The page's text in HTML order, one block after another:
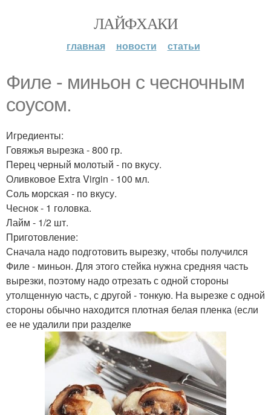
ЛАЙФХАКИ
главная новости статьи
Филе - миньон с чесночным
соусом.
Игредиенты:
Говяжья вырезка - 800 гр.
Перец черный молотый - по вкусу.
Оливковое Extra Virgin - 100 мл.
Соль морская - по вкусу.
Чеснок - 1 головка.
Лайм - 1/2 шт.
Приготовление:
Сначала надо подготовить вырезку, чтобы получился
Филе - миньон. Для этого стейка нужна средняя часть
вырезки, поэтому надо отрезать с одной стороны
утолщенную часть, с другой - тонкую. На вырезке с одной
стороны обычно находится плотная белая пленка (если
ее не удалили при разделке